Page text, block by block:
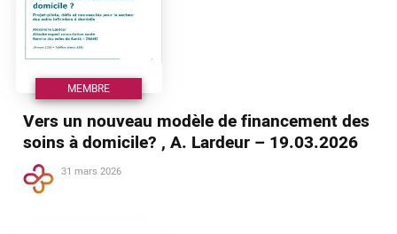
MEMBRE
Vers un nouveau modèle de financement des
soins à domicile? , A. Lardeur – 19.03.2026
31 mars 2026